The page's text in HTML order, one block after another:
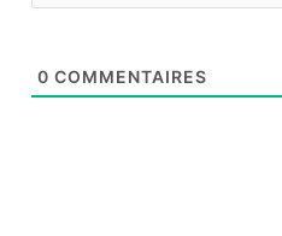
0 COMMENTAIRES